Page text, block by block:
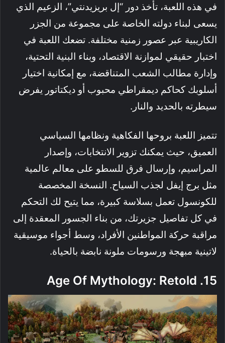
في هذه اللعبة، تأخذ دور “إل بريزيدنتي”، الزعيم الذي
يسعى لبناء دولته الخاصة على مجموعة من الجزر
الكاريبية عبر عصور زمنية مختلفة. تضعك اللعبة في
اختبار حقيقي لموازنة الاقتصاد، وبناء البنية التحتية،
وإدارة مطالب الشعب المتناقضة، مع إمكانية اختيار
أسلوبك كحاكم ديمقراطي محبوب أو ديكتاتور يفرض
سيطرته بالحديد والنار.
تتميز اللعبة بروحها الفكاهية ونظامها السياسي
العميق، حيث يمكنك تزوير الانتخابات، وإصدار
المراسيم، وإرسال فرق للسطو على معالم عالمية
مثل برج إيفل لجذب السياح. النسخة المخصصة
للكونسول تعمل بسلاسة كبيرة، مما يتيح لك التحكم
في كل تفاصيل جزيرتك، من بناء الجسور المعقدة إلى
مراقبة حركة المواطنين الأفراد، وسط أجواء موسيقية
لاتينية مبهجة ورسومات ملونة نابضة بالحياة.
15. Age Of Mythology: Retold